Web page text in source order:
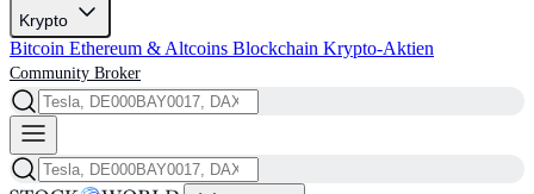
Krypto
Bitcoin Ethereum & Altcoins Blockchain Krypto-Aktien
Community Broker